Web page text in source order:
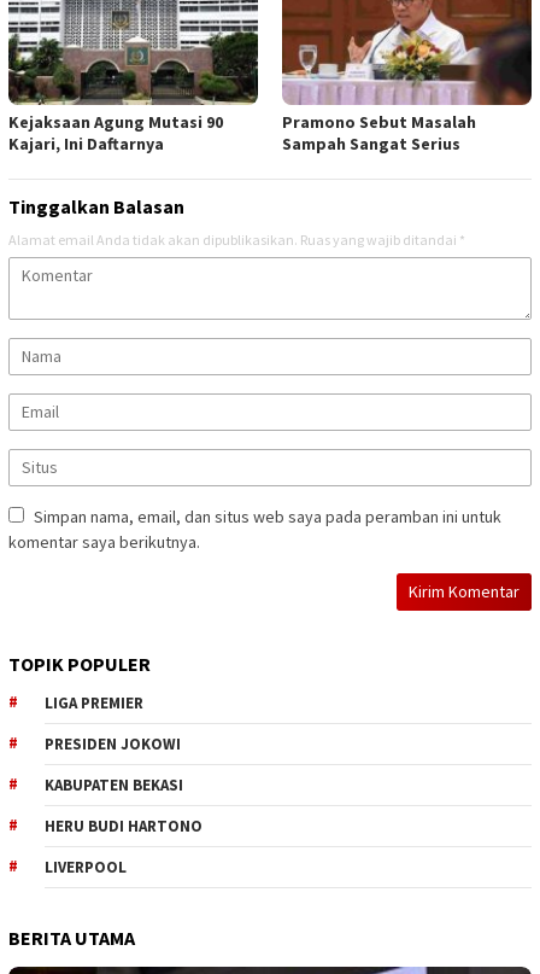
Kejaksaan Agung Mutasi 90
Kajari, Ini Daftarnya
Pramono Sebut Masalah
Sampah Sangat Serius
Tinggalkan Balasan
Alamat email Anda tidak akan dipublikasikan. Ruas yang wajib ditandai *
Simpan nama, email, dan situs web saya pada peramban ini untuk
komentar saya berikutnya.
TOPIK POPULER
LIGA PREMIER
PRESIDEN JOKOWI
KABUPATEN BEKASI
HERU BUDI HARTONO
LIVERPOOL
BERITA UTAMA